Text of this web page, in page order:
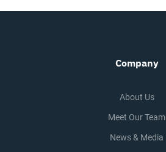
Company
About Us
Meet Our Team
News & Media